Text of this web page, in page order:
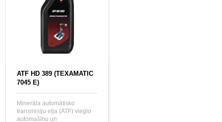
ATF HD 389 (TEXAMATIC
7045 E)
Minerāla automātisko
transmisiju eļļa (ATF) vieglo
automašīnu un